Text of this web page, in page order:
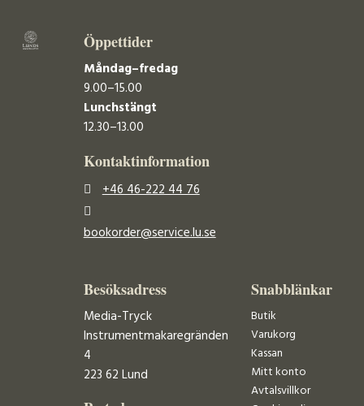
Öppettider
Måndag–fredag
9.00–15.00
Lunchstängt
12.30–13.00
Kontaktinformation
+46 46-222 44 76
bookorder@service.lu.se
Besöksadress
Media-Tryck
Instrumentmakaregränden
4
223 62 Lund
Snabblänkar
Butik
Varukorg
Kassan
Mitt konto
Avtalsvillkor